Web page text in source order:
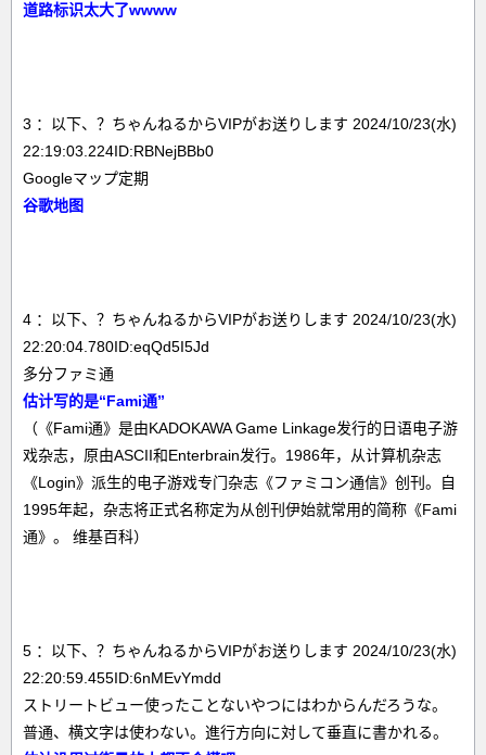
道路标识太大了wwww
3 ：以下、？ちゃんねるからVIPがお送りします 2024/10/23(水)
22:19:03.224ID:RBNejBBb0
Googleマップ定期
谷歌地图
4 ：以下、？ちゃんねるからVIPがお送りします 2024/10/23(水)
22:20:04.780ID:eqQd5I5Jd
多分ファミ通
估计写的是“Fami通”
（《Fami通》是由KADOKAWA Game Linkage发行的日语电子游
戏杂志，原由ASCII和Enterbrain发行。1986年，从计算机杂志
《Login》派生的电子游戏专门杂志《ファミコン通信》创刊。自
1995年起，杂志将正式名称定为从创刊伊始就常用的简称《Fami
通》。 维基百科）
5 ：以下、？ちゃんねるからVIPがお送りします 2024/10/23(水)
22:20:59.455ID:6nMEvYmdd
ストリートビュー使ったことないやつにはわからんだろうな。
普通、横文字は使わない。進行方向に対して垂直に書かれる。